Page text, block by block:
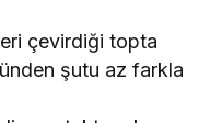
çevirdiği topta
şutu az farkla